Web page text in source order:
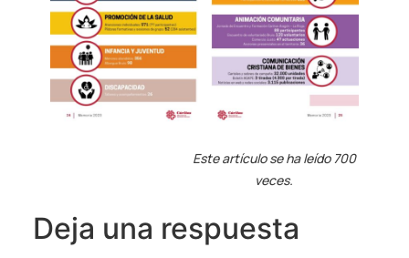
Este artículo se ha leído 700
veces.
Deja una respuesta